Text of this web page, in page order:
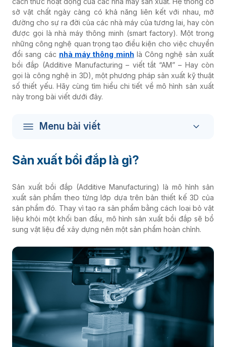
sở vật chất ngày càng có khả năng liên kết với nhau, mở
đường cho sự ra đời của các nhà máy của tương lai, hay còn
được gọi là nhà máy thông minh (smart factory).Một trong
những công nghệ quan trọng tạo điều kiện cho việc chuyển
đổi sang các nhà máy thông minh là Công nghệ sản xuất
bồi đắp (Additive Manufacturing – viết tắt “AM” – Hay còn
gọi là công nghệ in 3D), một phương pháp sản xuất kỹ thuật
số thiết yếu. Hãy cùng tìm hiểu chi tiết về mô hình sản xuất
này trong bài viết dưới đây.
Menu bài viết
Sản xuất bồi đắp là gì?
Sản xuất bồi đắp (Additive Manufacturing) là mô hình sản
xuất sản phẩm theo từng lớp dựa trên bản thiết kế 3D của
sản phẩm đó. Thay vì tạo ra sản phẩm bằng cách loại bỏ vật
liệu khỏi một khối ban đầu, mô hình sản xuất bồi đắp sẽ bổ
sung vật liệu để xây dựng nên một sản phẩm hoàn chỉnh.